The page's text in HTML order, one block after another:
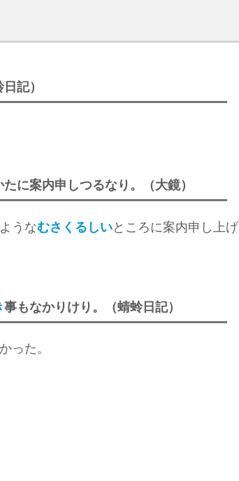
記）
たに案内申しつるなり。（大鏡）
うなむさくるしいところに案内申し上げ
事もなかりけり。（蜻蛉日記）
った。